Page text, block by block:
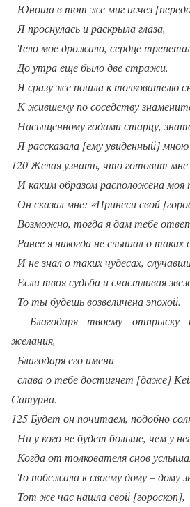
Юноша в тот же миг исчез
Я проснулась и раскрыла глаза,
Тело мое дрожало, сердце
До утра еще было две стражи.
Я сразу же пошла к толкователю
К жившему по соседству
Насыщенному годами старцу,
Я рассказала [ему увиденный]
120 Желая узнать, что готовит мне
И каким образом расположена моя
Он сказал мне: «Принеси свой
Возможно, тогда я дам тебе
Ранее я никогда не слышал о таких
И не знал о таких чудесах,
Если твоя судьба и счастливая
То ты будешь возвеличена эпохой.
Благодаря твоему отпрыску
желания,
Благодаря его имени
слава о тебе достигнет [даже]
Сатурна.
125 Будет он почитаем, подобно
Ни у кого не будет больше, чем у
Когда от толкователя снов
То побежала к своему дому – дому
Тот же час нашла свой [гороскоп],